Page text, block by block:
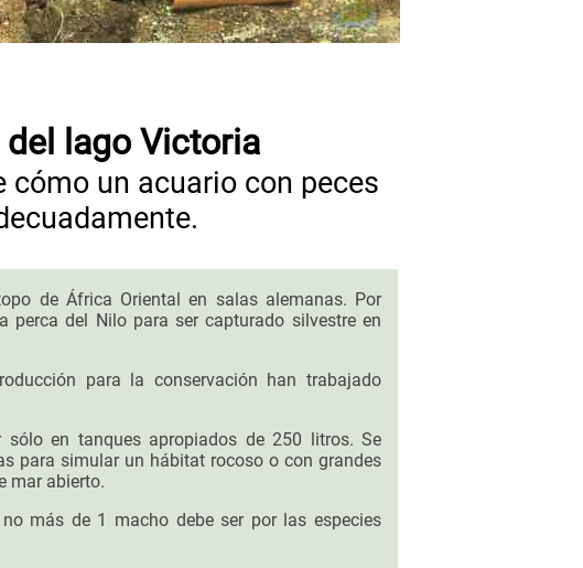
lago Victoria
cómo un acuario con peces
de África Oriental en salas alemanas. Por
del Nilo para ser capturado silvestre en
para la conservación han trabajado
sólo en tanques apropiados de 250 litros. Se
para simular un hábitat rocoso o con grandes
mar abierto.
más de 1 macho debe ser por las especies